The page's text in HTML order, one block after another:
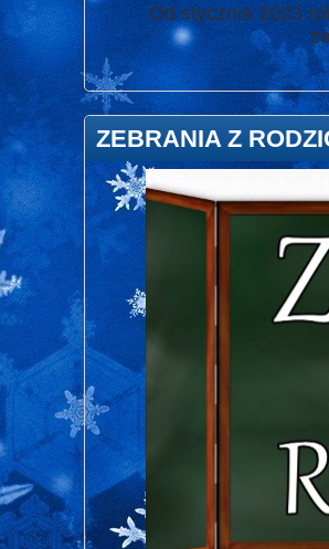
Od stycznia 2023
ZEBRANIA Z